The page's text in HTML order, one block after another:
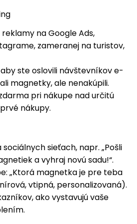
reklamy na Google Ads,
zameranej na turistov,
ste oslovili návštevníkov e-
magnetky, ale nenakúpili.
pri nákupe nad určitú
nákupy.
sociálnych sieťach, napr. „Pošli
a vyhraj novú sadu!“.
„Ktorá magnetka je pre teba
vtipná, personalizovaná).
, ako vystavujú vaše